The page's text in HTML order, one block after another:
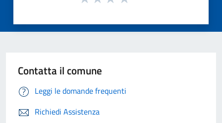
Contatta il comune
Leggi le domande frequenti
Richiedi Assistenza